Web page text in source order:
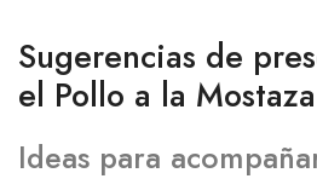
Sugerencias de
el Pollo a la
Ideas para